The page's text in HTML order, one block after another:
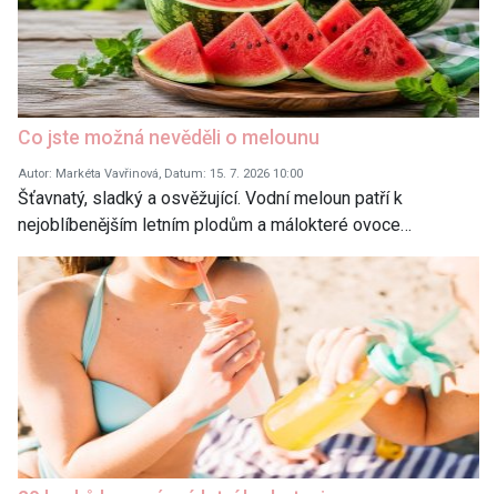
Co jste možná nevěděli o melounu
Autor: Markéta Vavřinová, Datum: 15. 7. 2026 10:00
Šťavnatý, sladký a osvěžující. Vodní meloun patří k
nejoblíbenějším letním plodům a málokteré ovoce…